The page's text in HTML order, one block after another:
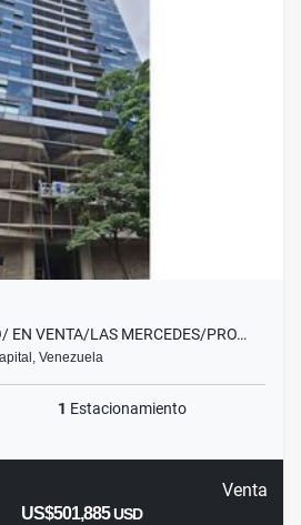
EN VENTA/LAS MERCEDES/PRO…
Venezuela
1 Estacionamiento
Venta
US$501,885USD